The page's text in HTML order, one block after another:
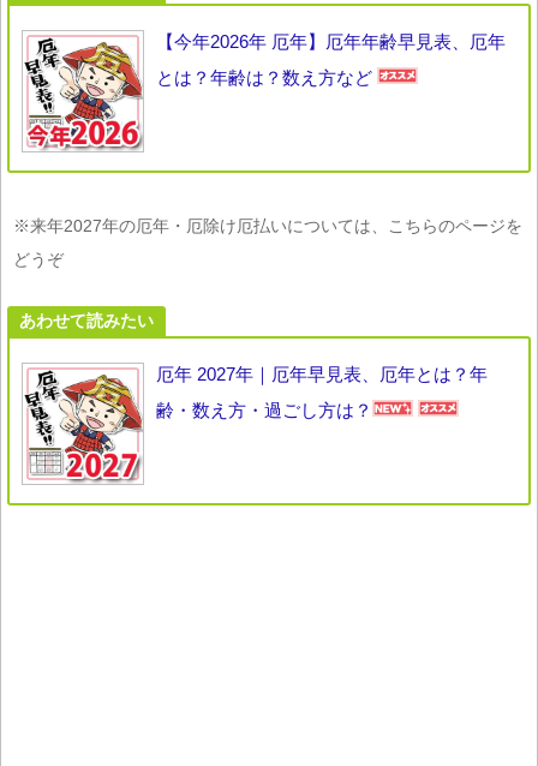
【今年2026年 厄年】厄年年齢早見表、厄年
とは？年齢は？数え方など
※来年2027年の厄年・厄除け厄払いについては、こちらのページを
どうぞ
あわせて読みたい
厄年 2027年｜厄年早見表、厄年とは？年
齢・数え方・過ごし方は？